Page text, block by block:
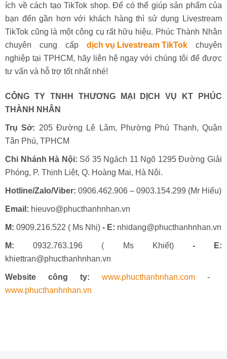
ích về cách tạo TikTok shop. Để có thể giúp sản phẩm của
bạn đến gần hơn với khách hàng thì sử dụng Livestream
TikTok cũng là một công cụ rất hữu hiệu. Phúc Thành Nhân
chuyên cung cấp dịch vụ Livestream TikTok chuyên
nghiệp tại TPHCM, hãy liên hệ ngay với chúng tôi để được
tư vấn và hỗ trợ tốt nhất nhé!
CÔNG TY TNHH THƯƠNG MẠI DỊCH VỤ KT PHÚC
THÀNH NHÂN
Trụ Sở: 205 Đường Lê Lâm, Phường Phú Thạnh, Quận
Tân Phú, TPHCM
Chi Nhánh Hà Nội: Số 35 Ngách 11 Ngõ 1295 Đường Giải
Phóng, P. Thịnh Liệt, Q. Hoàng Mai, Hà Nội.
Hotline/Zalo/Viber: 0906.462.906 – 0903.154.299 (Mr Hiếu)
Email: hieuvo@phucthanhnhan.vn
M: 0909.216.522 ( Ms Nhị) - E: nhidang@phucthanhnhan.vn
M: 0932.763.196 ( Ms Khiết) - E:
khiettran@phucthanhnhan.vn
Website công ty: www.phucthanhnhan.com -
www.phucthanhnhan.vn